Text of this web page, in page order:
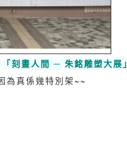
「刻畫人間 ─ 朱銘雕塑大展」
為真係幾特別架~~